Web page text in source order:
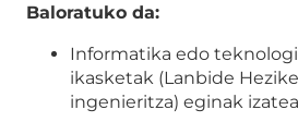
Baloratuko da:
Informatika edo
ikasketak (Lanbide
ingenieritza) eginak izatea